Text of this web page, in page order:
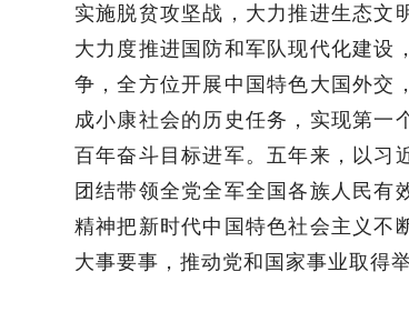
实施脱贫攻坚战，大力推进生态文
大力度推进国防和军队现代化建设
争，全方位开展中国特色大国外交
成小康社会的历史任务，实现第一
百年奋斗目标进军。五年来，以习
团结带领全党全军全国各族人民有
精神把新时代中国特色社会主义不
大事要事，推动党和国家事业取得